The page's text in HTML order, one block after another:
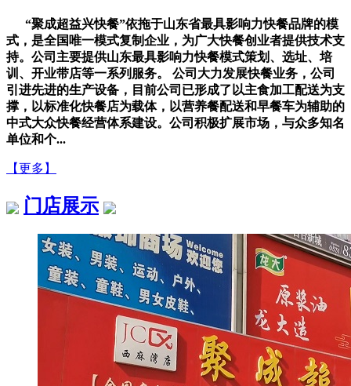
“聚成超益兴快餐”依拖于山东省最具影响力快餐品牌的模
式，是全国唯一模式复制企业，为广大快餐创业者提供技术支
持。公司主要提供山东最具影响力快餐模式策划、选址、培
训、开业带店等一系列服务。 公司大力发展快餐业务，公司
引进先进的生产设备，目前公司已形成了以主食加工配送为支
撑，以标准化快餐店为载体，以营养餐配送和早餐车为辅助的
中式大众快餐经营体系建设。公司积极扩展市场，与众多知名
单位和个...
【更多】
门店展示